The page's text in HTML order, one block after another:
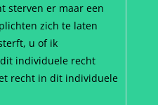
sterven er maar een
zich te laten
u of ik
individuele recht
recht in dit individuele